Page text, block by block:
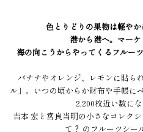
色とりどりの果物は軽やか
港から港へ。マーケ
海の向こうからやってくるフルー
バナナやオレンジ、レモンに貼ら
ル」。いつの頃からか財布や手帳に
2,200枚近い数にな
吉本 宏と宮良当明の小さなコレク
て？ のフルーツシー